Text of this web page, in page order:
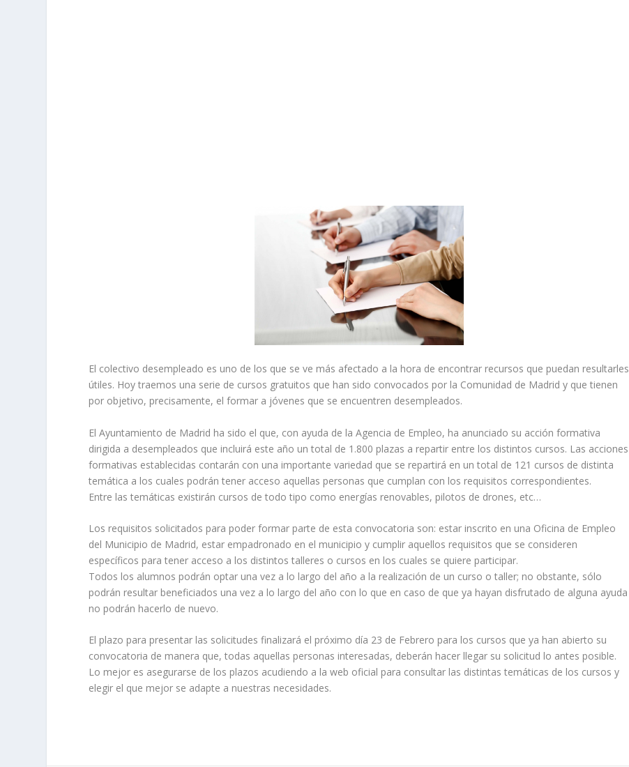
El colectivo desempleado es uno de los que se ve más afectado a la hora de encontrar recursos que puedan resultarles
útiles. Hoy traemos una serie de cursos gratuitos que han sido convocados por la Comunidad de Madrid y que tienen
por objetivo, precisamente, el formar a jóvenes que se encuentren desempleados.
El Ayuntamiento de Madrid ha sido el que, con ayuda de la Agencia de Empleo, ha anunciado su acción formativa
dirigida a desempleados que incluirá este año un total de 1.800 plazas a repartir entre los distintos cursos. Las acciones
formativas establecidas contarán con una importante variedad que se repartirá en un total de 121 cursos de distinta
temática a los cuales podrán tener acceso aquellas personas que cumplan con los requisitos correspondientes.
Entre las temáticas existirán cursos de todo tipo como energías renovables, pilotos de drones, etc…
Los requisitos solicitados para poder formar parte de esta convocatoria son: estar inscrito en una Oficina de Empleo
del Municipio de Madrid, estar empadronado en el municipio y cumplir aquellos requisitos que se consideren
específicos para tener acceso a los distintos talleres o cursos en los cuales se quiere participar.
Todos los alumnos podrán optar una vez a lo largo del año a la realización de un curso o taller; no obstante, sólo
podrán resultar beneficiados una vez a lo largo del año con lo que en caso de que ya hayan disfrutado de alguna ayuda
no podrán hacerlo de nuevo.
El plazo para presentar las solicitudes finalizará el próximo día 23 de Febrero para los cursos que ya han abierto su
convocatoria de manera que, todas aquellas personas interesadas, deberán hacer llegar su solicitud lo antes posible.
Lo mejor es asegurarse de los plazos acudiendo a la web oficial para consultar las distintas temáticas de los cursos y
elegir el que mejor se adapte a nuestras necesidades.